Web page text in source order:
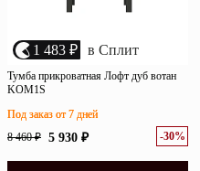
1 483 ₽ в Сплит
Тумба прикроватная Лофт дуб вотан
KOM1S
8 460 ₽ 5 930 ₽ -30%
Под заказ от 7 дней